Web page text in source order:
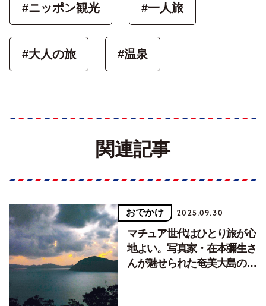
#ニッポン観光 #一人旅
#大人の旅 #温泉
関連記事
おでかけ 2025.09.30
マチュア世代はひとり旅が心
地よい。写真家・在本彌生さ
んが魅せられた奄美大島の魅